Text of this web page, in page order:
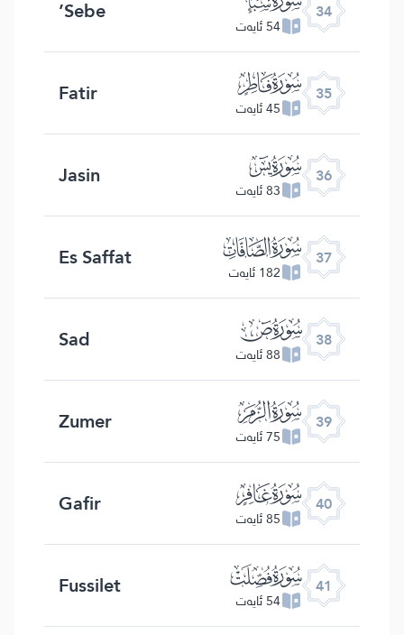
34
54 ئايەت Sebe’
35 ﮯ
45 ئايەت Fatir
36 ﮰ
83 ئايەت Jasin
37 ﮱ
182 ئايەت Es Saffat
38 ﯓ
88 ئايەت Sad
39 ﯔ
75 ئايەت Zumer
40 ﯕ
85 ئايەت Gafir
41 ﯖ
54 ئايەت Fussilet